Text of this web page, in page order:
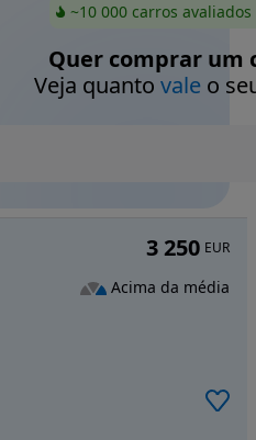
~10 000 carros
Quer comprar um
Veja quanto valeo
3 250 EUR
Acima da média